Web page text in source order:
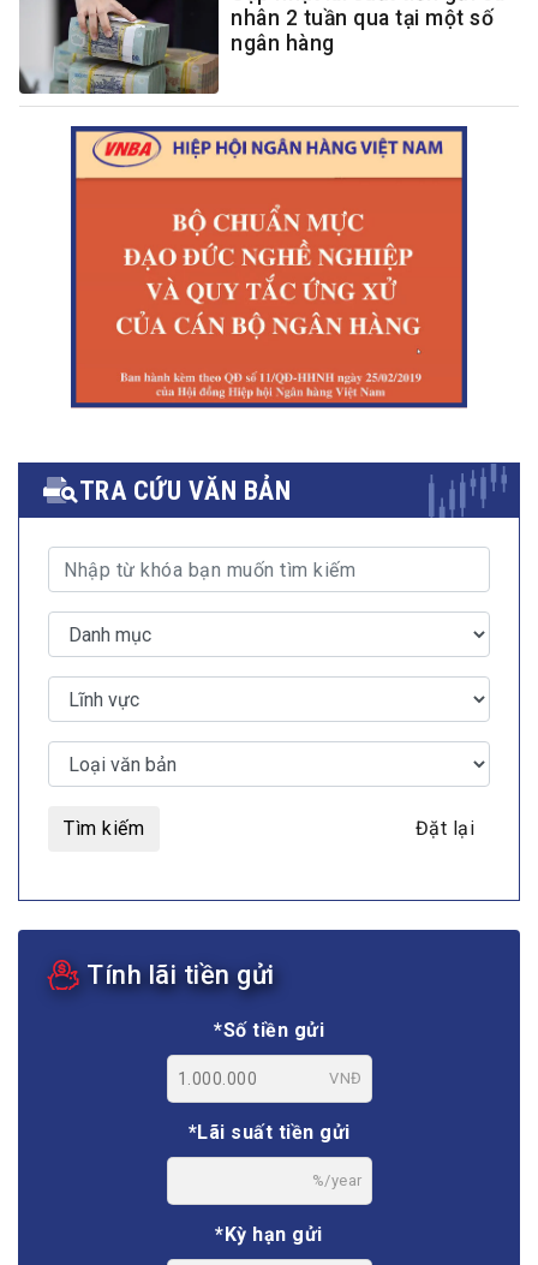
nhân 2 tuần qua tại một số
ngân hàng
TRA CỨU VĂN BẢN
Tìm kiếm Đặt lại
Tính lãi tiền gửi
*Số tiền gửi
VNĐ
*Lãi suất tiền gửi
%/year
*Kỳ hạn gửi